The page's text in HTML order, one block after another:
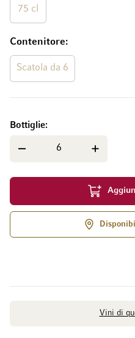
Vini di
75 cl
Contenitore
Scatola da 6
Bottiglie